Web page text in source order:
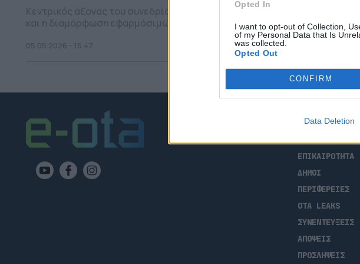
Opted In
I want to opt-out of Collection,
of my Personal Data that Is
was collected.
Opted Out
CONFIRM
Data Deletion
Κεντρικός άξονας του συνεδρίου είναι η ανταλλαγή απόψεων, η
και η διαμόρφωση εφαρμόσιμων προτάσεων για τα μικρά νησιά,
05.05.2026 - 16.47
ΑΡΧΙΚΗ
ΕΠΙΚΑΙΡΟΤΗΤΑ
ΔΗΜΟΙ
ΠΕΡΙΦΕΡΕΙΕΣ
OTA LEAKS
ΣΥΝΕΝΤΕΥΞΕΙΣ
ΑΠΟΨΕΙΣ
ΠΡΟΣΛΗΨΕΙΣ